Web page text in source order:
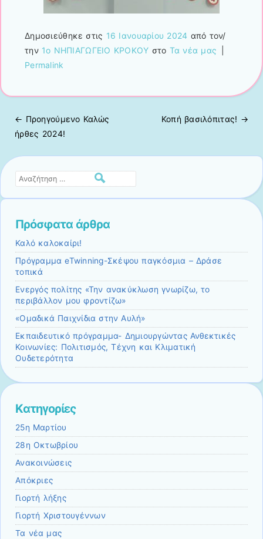
Δημοσιεύθηκε στις 16 Ιανουαρίου 2024 από τον/
την 1ο ΝΗΠΙΑΓΩΓΕΙΟ ΚΡΟΚΟΥ στο Τα νέα μας
Permalink
Πλοήγηση άρθρων
← Προηγούμενo Καλώς
ήρθες 2024!
Κοπή βασιλόπιτας! →
Αναζήτηση
Πρόσφατα άρθρα
Καλό καλοκαίρι!
Πρόγραμμα eTwinning-Σκέψου παγκόσμια – Δράσε
τοπικά
Ενεργός πολίτης «Την ανακύκλωση γνωρίζω, το
περιβάλλον μου φροντίζω»
«Ομαδικά Παιχνίδια στην Αυλή»
Εκπαιδευτικό πρόγραμμα- Δημιουργώντας Ανθεκτικές
Κοινωνίες: Πολιτισμός, Τέχνη και Κλιματική
Ουδετερότητα
Kατηγορίες
25η Μαρτίου
28η Οκτωβρίου
Ανακοινώσεις
Απόκριες
Γιορτή λήξης
Γιορτή Χριστουγέννων
Τα νέα μας